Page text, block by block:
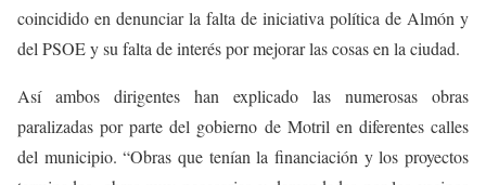
coincidido en denunciar la falta de iniciativa política de Almón y
del PSOE y su falta de interés por mejorar las cosas en la ciudad.
Así ambos dirigentes han explicado las numerosas obras
paralizadas por parte del gobierno de Motril en diferentes calles
del municipio. “Obras que tenían la financiación y los proyectos